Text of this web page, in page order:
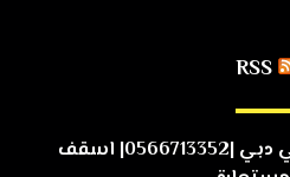
RSS
تركيب فورسيلنج في دبي |0566713352| اسقف